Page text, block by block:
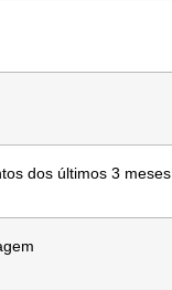
dos últimos 3 meses